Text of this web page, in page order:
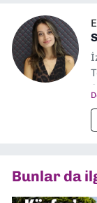
Bunlar da